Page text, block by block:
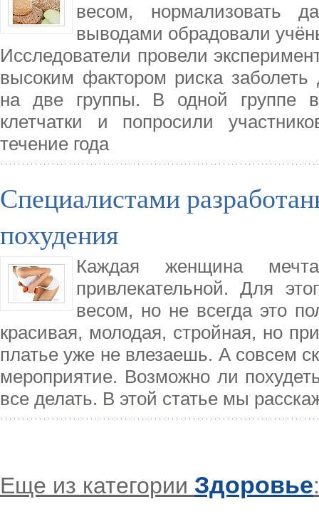
весом, нормализовать
выводами обрадовали
Исследователи провели
высоким фактором риска заболеть
на две группы. В одной группе
клетчатки и попросили
течение года
Специалистами
похудения
Каждая женщина
привлекательной. Для
весом, но не всегда это
красивая, молодая, стройная, но
платье уже не влезаешь. А совсем
мероприятие. Возможно ли
все делать. В этой статье мы
Еще из категории Здоровье: